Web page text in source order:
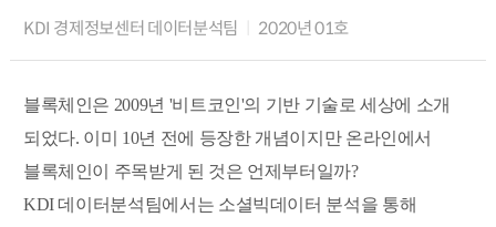
KDI 경제정보센터 데이터분석팀 2020년 01호
블록체인은 2009년 '비트코인'의 기반 기술로 세상에 소개
되었다. 이미 10년 전에 등장한 개념이지만 온라인에서
블록체인이 주목받게 된 것은 언제부터일까?
KDI 데이터분석팀에서는 소셜빅데이터 분석을 통해